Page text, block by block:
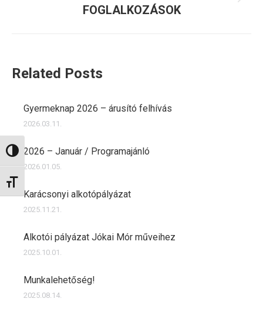
Nagy kontraszt váltása
Betűméret váltása
post:
FOGLALKOZÁSOK
Related Posts
Gyermeknap 2026 – árusító felhívás
2026.03.11.
2026 – Január / Programajánló
2026.01.05.
Karácsonyi alkotópályázat
2025.11.21.
Alkotói pályázat Jókai Mór műveihez
2025.10.01.
Munkalehetőség!
2025.08.14.